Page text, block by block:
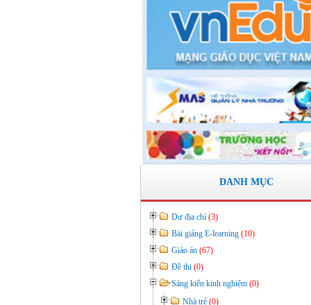
KẾ HOẠCH BỒI DƯỠNG VÀ PHÁT
TRIỂN ĐỘI NGŨ NĂM HỌC 2019-
Thời gian đăng: 11/06/2020
lượt xem: 8574 | lượt tải:2796
Số: 03 /KH-THVY ngày 17/9�
KẾ HOẠCH CÔNG TÁC KIỂM
BỘ NĂM HỌC 2019– 2020
Thời gian đăng: 11/06/2020
lượt xem: 11743 | lượt tải:670
QUYẾT ĐỊNH Về việc ban hành thực
Thời gian đăng: 11/06/2020
lượt xem: 3471 | lượt tải:645
DANH MỤC
Dư địa chí (3)
Bài giảng E-learning (10)
Giáo án (67)
Đề thi (0)
Sáng kiến kinh nghiệm (0)
Nhà trẻ (0)